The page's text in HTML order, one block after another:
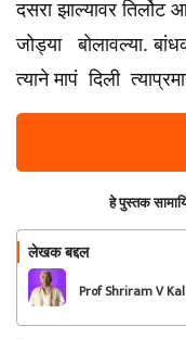
दसरा झाल्यावर तिर्लोट
जोड्या बोलावल्या.
त्याने मापं दिली
हे पुस्तक
लेखक बद्दल
Prof Shriram V